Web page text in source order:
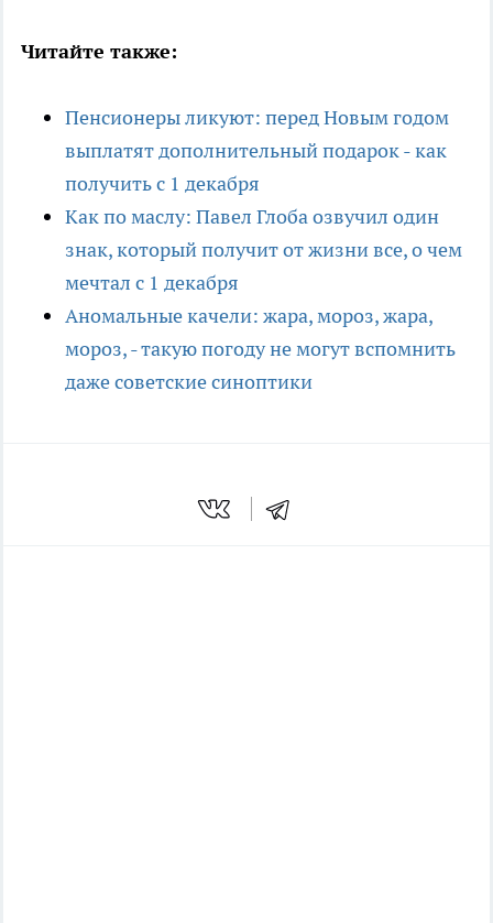
Читайте также:
Пенсионеры ликуют: перед Новым годом
выплатят дополнительный подарок - как
получить с 1 декабря
Как по маслу: Павел Глоба озвучил один
знак, который получит от жизни все, о чем
мечтал с 1 декабря
Аномальные качели: жара, мороз, жара,
мороз, - такую погоду не могут вспомнить
даже советские синоптики